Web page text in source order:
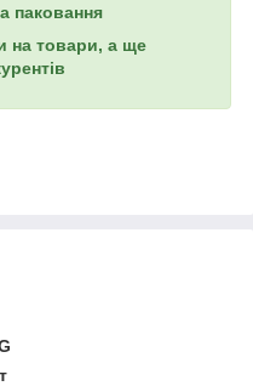
паковання
на товари, а ще